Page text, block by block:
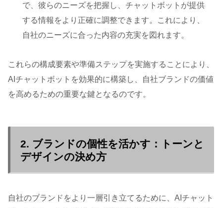
で、彼らのニーズを把握し、チャットボットが提供
する情報をより正確に調整できます。これにより、
自社のニーズに合った内容の充実を図れます。
これらの構成要素や準備ステップを実施することにより、
AIチャットボットを効果的に構築し、自社ブランドの価値
を高めるための重要な鍵となるのです。
2. ブランドの個性を活かす：トーンと
デザインの決め方
自社のブランドをより一層引き立てるために、AIチャット